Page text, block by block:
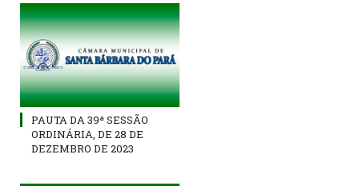
PAUTA DA 39ª SESSÃO
ORDINÁRIA, DE 28 DE
DEZEMBRO DE 2023